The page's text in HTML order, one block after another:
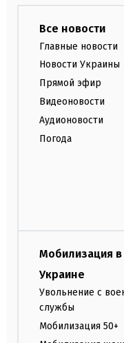
Все новости
Главные новости
Новости Украины
Прямой эфир
Видеоновости
Аудионовости
Погода
Мобилизация в
Украине
Увольнение с
службы
Мобилизация 50+